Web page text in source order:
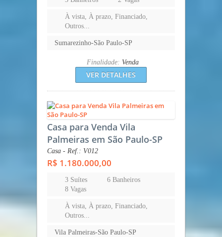
À vista, À prazo, Financiado,
Outros...
Sumarezinho-São Paulo-SP
Finalidade: Venda
VER DETALHES
Casa para Venda Vila
Palmeiras em São Paulo-SP
Casa - Ref.: V012
R$ 1.180.000,00
3 Suítes
6 Banheiros
8 Vagas
À vista, À prazo, Financiado,
Outros...
Vila Palmeiras-São Paulo-SP